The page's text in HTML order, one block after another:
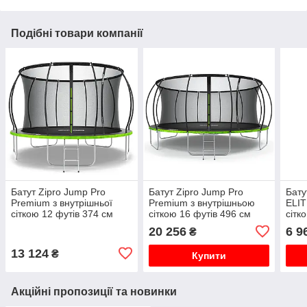
Подібні товари компанії
Батут Zipro Jump Pro
Premium з внутрішньої
сіткою 12 футів 374 см
13 124 ₴
Батут Zipro Jump Pro
Premium з внутрішньою
сіткою 16 футів 496 см
20 256₴
Купити
6
Акційні пропозиції та новинки